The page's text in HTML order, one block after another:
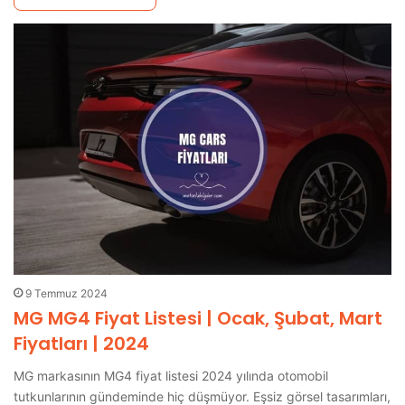
9 Temmuz 2024
MG MG4 Fiyat Listesi | Ocak, Şubat, Mart
Fiyatları | 2024
MG markasının MG4 fiyat listesi 2024 yılında otomobil
tutkunlarının gündeminde hiç düşmüyor. Eşsiz görsel tasarımları,